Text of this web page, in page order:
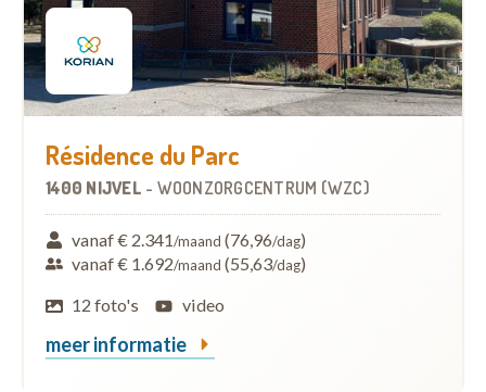
Résidence du Parc
1400 NIJVEL - WOONZORGCENTRUM (WZC)
vanaf € 2.341/maand (76,96/dag)
vanaf € 1.692/maand (55,63/dag)
12 foto's
video
meer informatie